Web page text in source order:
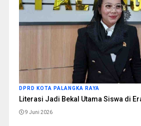
DPRD KOTA PALANGKA RAYA
Literasi Jadi Bekal Utama Siswa di
9 Juni 2026